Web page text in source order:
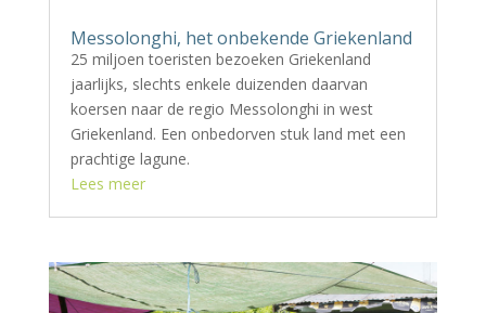
Messolonghi, het onbekende Griekenland
25 miljoen toeristen bezoeken Griekenland
jaarlijks, slechts enkele duizenden daarvan
koersen naar de regio Messolonghi in west
Griekenland. Een onbedorven stuk land met een
prachtige lagune.
Lees meer